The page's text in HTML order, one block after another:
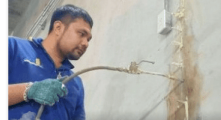
ความร้อน